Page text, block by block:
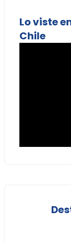
Lo viste
Chile